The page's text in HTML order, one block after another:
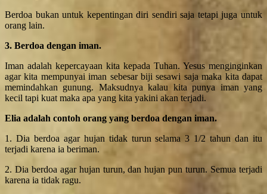
Berdoa bukan untuk kepentingan diri sendiri saja tetapi juga untuk
orang lain.
3. Berdoa dengan iman.
Iman adalah kepercayaan kita kepada Tuhan. Yesus menginginkan
agar kita mempunyai iman sebesar biji sesawi saja maka kita dapat
memindahkan gunung. Maksudnya kalau kita punya iman yang
kecil tapi kuat maka apa yang kita yakini akan terjadi.
Elia adalah contoh orang yang berdoa dengan iman.
1. Dia berdoa agar hujan tidak turun selama 3 1/2 tahun dan itu
terjadi karena ia beriman.
2. Dia berdoa agar hujan turun, dan hujan pun turun. Semua terjadi
karena ia tidak ragu.